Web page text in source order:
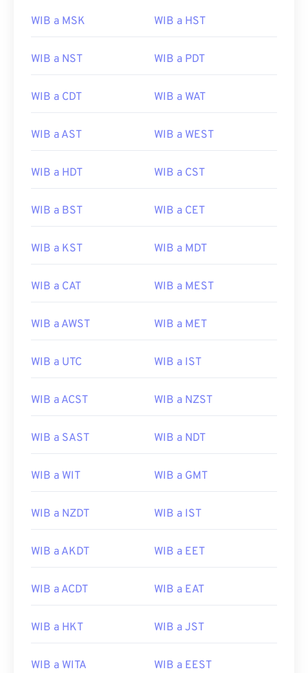
WIB a MSK WIB a HST
WIB a NST WIB a PDT
WIB a CDT WIB a WAT
WIB a AST WIB a WEST
WIB a HDT WIB a CST
WIB a BST WIB a CET
WIB a KST WIB a MDT
WIB a CAT WIB a MEST
WIB a AWST WIB a MET
WIB a UTC WIB a IST
WIB a ACST WIB a NZST
WIB a SAST WIB a NDT
WIB a WIT WIB a GMT
WIB a NZDT WIB a IST
WIB a AKDT WIB a EET
WIB a ACDT WIB a EAT
WIB a HKT WIB a JST
WIB a WITA WIB a EEST